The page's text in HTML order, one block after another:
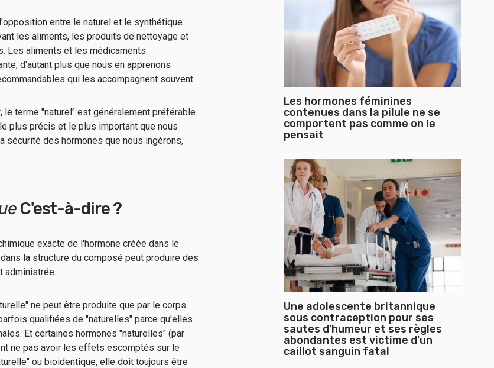
entre le naturel et le synthétique.
les aliments, les produits de nettoyage et
Les aliments et les médicaments
d'autant plus que nous en apprenons
qui les accompagnent souvent.
le terme "naturel" est généralement préférable
plus précis et le plus important que nous
sécurité des hormones que nous ingérons,
C'est-à-dire ?
exacte de l'hormone créée dans le
la structure du composé peut produire des
administrée.
ne peut être produite que par le corps
qualifiées de "naturelles" parce qu'elles
Et certaines hormones "naturelles" (par
ne pas avoir les effets escomptés sur le
ou bioidentique, elle doit toujours être
Les hormones féminines
contenues dans la pilule ne se
comportent pas comme on le
pensait
Une adolescente britannique
sous contraception pour ses
sautes d'humeur et ses règles
abondantes est victime d'un
caillot sanguin fatal